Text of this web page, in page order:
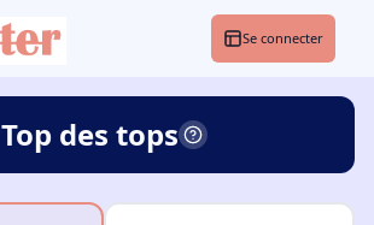
Se connecter
Top des tops